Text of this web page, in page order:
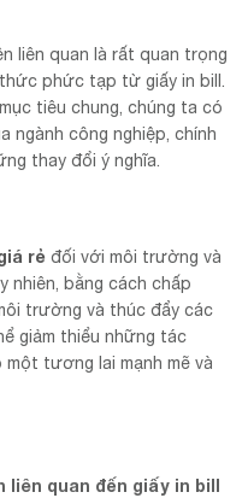
liên quan là rất quan trọng
phức tạp từ giấy in bill.
tiêu chung, chúng ta có
ngành công nghiệp, chính
thay đổi ý nghĩa.
rẻ đối với môi trường và
nhiên, bằng cách chấp
trường và thúc đẩy các
giảm thiểu những tác
tương lai mạnh mẽ và
quan đến giấy in bill